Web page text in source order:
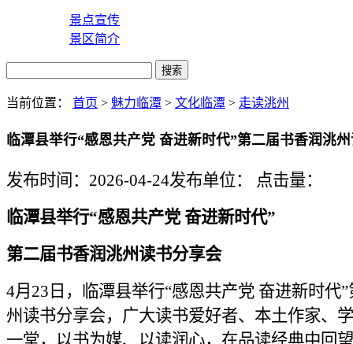
景点宣传
景区简介
当前位置： 首页 > 魅力临潭 > 文化临潭 > 走读洮州
临潭县举行“感恩共产党 奋进新时代”第二届书香润洮
发布时间：2026-04-24发布单位： 点击量：
临潭县举行“感恩共产党 奋进新时代”
第二届书香润洮州读书分享会
4月23日，临潭县举行“感恩共产党 奋进新时代
州读书分享会，广大读书爱好者、本土作家、